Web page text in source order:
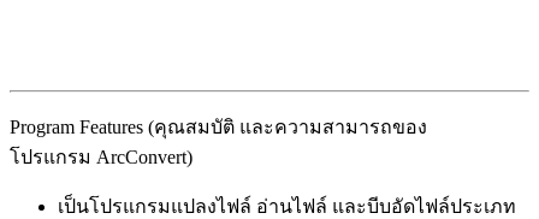
Program Features (คุณสมบัติ และความสามารถของ
โปรแกรม ArcConvert)
เป็นโปรแกรมแปลงไฟล์ อ่านไฟล์ และบีบอัดไฟล์ประเภท